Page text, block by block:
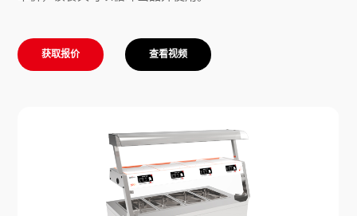
获取报价 查看视频